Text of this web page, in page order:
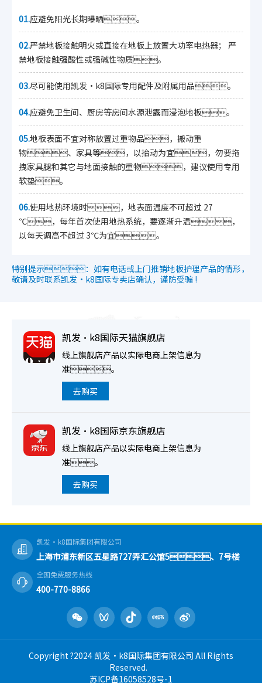
01.应避免阳光长期曝晒。
02.严禁地板接触明火或直接在地板上放置大功率电热器； 严
禁地板接触强酸性或强碱性物质。
03.尽可能使用凯发·k8国际专用配件及附属用品。
04.应避免卫生间、厨房等房间水源泄露而浸泡地板。
05.地板表面不宜对称放置过重物品，搬动重
物、家具等，以抬动为宜，勿要拖
拽家具腿和其它与地面接触的重物，建议使用专用
软垫。
06.使用地热环境时，地表面温度不可超过 27
℃，每年首次使用地热系统，要逐渐升温，
以每天调高不超过 3℃为宜。
特别提示：如有电话或上门推销地板护理产品的情形，
敬请及时联系凯发·k8国际专卖店确认，谨防受骗 !
凯发·k8国际天猫旗舰店
线上旗舰店产品以实际电商上架信息为
准。
去购买
凯发·k8国际京东旗舰店
线上旗舰店产品以实际电商上架信息为
准。
去购买
凯发·k8国际集团有限公司
上海市浦东新区五星路727弄汇公馆5、7号楼
全国免费服务热线
400-770-8866
Copyright ?2024 凯发·k8国际集团有限公司 All Rights
Reserved.
苏ICP备16058528号-1